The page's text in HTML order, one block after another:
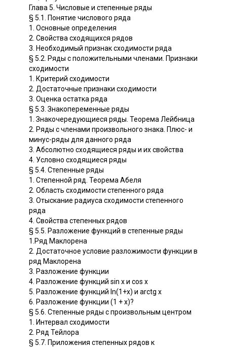
Глава 5. Числовые и степенные ряды
§ 5.1. Понятие числового ряда
1. Основные определения
2. Свойства сходящихся рядов
3. Необходимый признак сходимости ряда
§ 5.2. Ряды с положительными членами. Признаки
сходимости
1. Критерий сходимости
2. Достаточные признаки сходимости
3. Оценка остатка ряда
§ 5.3. Знакопеременные ряды
1. Знакочередующиеся ряды. Теорема Лейбница
2. Ряды с членами произвольного знака. Плюс- и
минус-ряды для данного ряда
3. Абсолютно сходящиеся ряды и их свойства
4. Условно сходящиеся ряды
§ 5.4. Степенные ряды
1. Степенной ряд. Теорема Абеля
2. Область сходимости степенного ряда
3. Отыскание радиуса сходимости степенного
ряда
4. Свойства степенных рядов
§ 5.5. Разложение функций в степенные ряды
1.Ряд Маклорена
2. Достаточное условие разложимости функции в
ряд Маклорена
3. Разложение функции
4. Разложение функций sin x и cos x
5. Разложение функций ln(1+х) и arctg x
6. Разложение функции (1 + х)?
§ 5.6. Степенные ряды с произвольным центром
1. Интервал сходимости
2. Ряд Тейлора
§ 5.7. Приложения степенных рядов к